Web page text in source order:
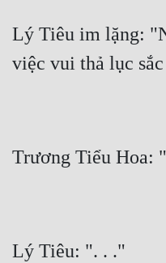
Lý Tiêu im lặng:
việc vui thả lục
Trương Tiểu Hoa:
Lý Tiêu: ". . ."